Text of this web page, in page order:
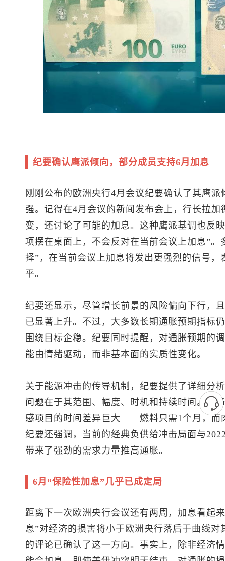
纪要确认鹰派倾向，部分成员支持6月加息
刚刚公布的欧洲央行4月会议纪要确认了其鹰
强。记得在4月会议的新闻发布会上，行长拉
变，还讨论了可能的加息。这种鹰派基调也反
项摆在桌面上，不会反对在当前会议上加息”
择”，在当前会议上加息将发出更强烈的信号
平。
纪要还显示，尽管增长前景的风险偏向下行，
已显著上升。不过，大多数长期通胀预期指标
围绕目标企稳。纪要同时提醒，对通胀预期的
能由情绪驱动，而非基本面的实质性变化。
关于能源冲击的传导机制，纪要提供了详细分
问题在于其范围、幅度、时机和持续时间。就
感项目的时间差异巨大——燃料只需1个月，而
纪要还强调，当前的经典负供给冲击局面与
带来了强劲的需求力量推高通胀。
6月“保险性加息”几乎已成定局
距离下一次欧洲央行会议还有两周，加息看起
息”对经济的损害将小于欧洲央行落后于曲线
的评论已确认了这一方向。事实上，除非经济